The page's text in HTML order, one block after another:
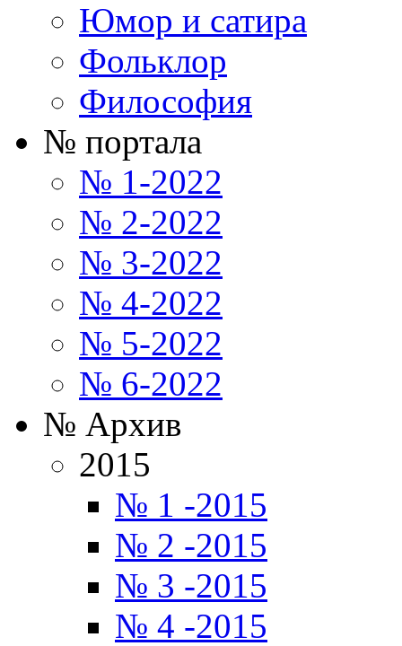
Юмор и сатира
Фольклор
Философия
№ портала
№ 1-2022
№ 2-2022
№ 3-2022
№ 4-2022
№ 5-2022
№ 6-2022
№ Архив
2015
№ 1 -2015
№ 2 -2015
№ 3 -2015
№ 4 -2015